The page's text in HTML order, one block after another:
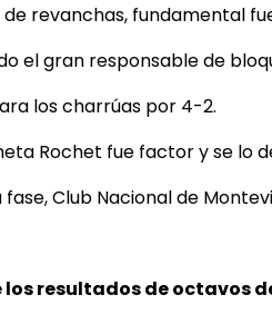
de revanchas, fundamental
el gran responsable de
los charrúas por 4-2.
Rochet fue factor y se lo
fase, Club Nacional de
los resultados de octavos